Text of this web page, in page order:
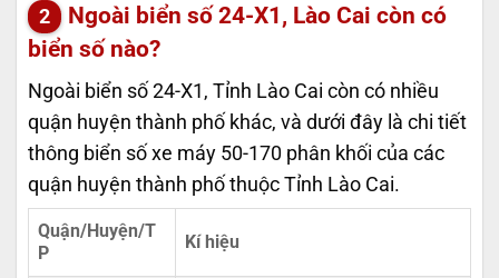
Ngoài biển số 24-X1, Lào Cai còn có
biển số nào?
Ngoài biển số 24-X1, Tỉnh Lào Cai còn có nhiều
quận huyện thành phố khác, và dưới đây là chi tiết
thông biển số xe máy 50-170 phân khối của các
quận huyện thành phố thuộc Tỉnh Lào Cai.
Quận/Huyện/T
P
Kí hiệu